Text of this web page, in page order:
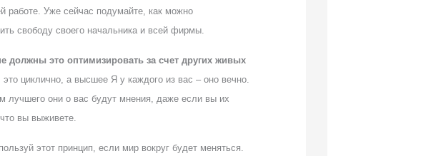
работе. Уже сейчас подумайте, как можно
свободу своего начальника и всей фирмы.
это оптимизировать за счет других живых
циклично, а высшее Я у каждого из вас – оно вечно.
лучшего они о вас будут мнения, даже если вы их
вы выживете.
этот принцип, если мир вокруг будет меняться.